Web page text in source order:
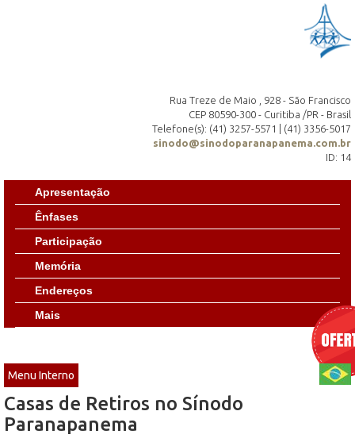
Rua Treze de Maio , 928 - São Francisco
CEP 80590-300 - Curitiba /PR - Brasil
Telefone(s): (41) 3257-5571 | (41) 3356-5017
sinodo@sinodoparanapanema.com.br
ID: 14
Apresentação
Ênfases
Participação
Memória
Endereços
Mais
Menu Interno
Casas de Retiros no Sínodo
Paranapanema